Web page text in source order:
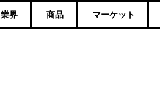
業界 商品 マーケット